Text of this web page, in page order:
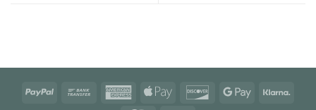
PayPal
Bank
American
Express
Apple
DiscoverGoogle